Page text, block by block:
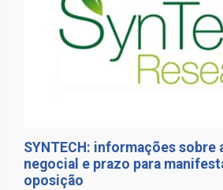
SYNTECH: informações sobre
negocial e prazo para
oposição